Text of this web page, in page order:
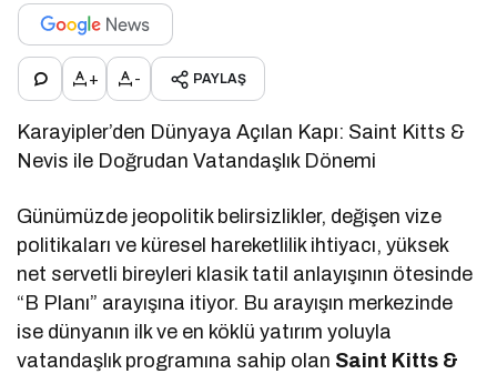
+ - PAYLAŞ
Karayipler’den Dünyaya Açılan Kapı: Saint Kitts &
Nevis ile Doğrudan Vatandaşlık Dönemi
Günümüzde jeopolitik belirsizlikler, değişen vize
politikaları ve küresel hareketlilik ihtiyacı, yüksek
net servetli bireyleri klasik tatil anlayışının ötesinde
“B Planı” arayışına itiyor. Bu arayışın merkezinde
ise dünyanın ilk ve en köklü yatırım yoluyla
vatandaşlık programına sahip olan Saint Kitts &